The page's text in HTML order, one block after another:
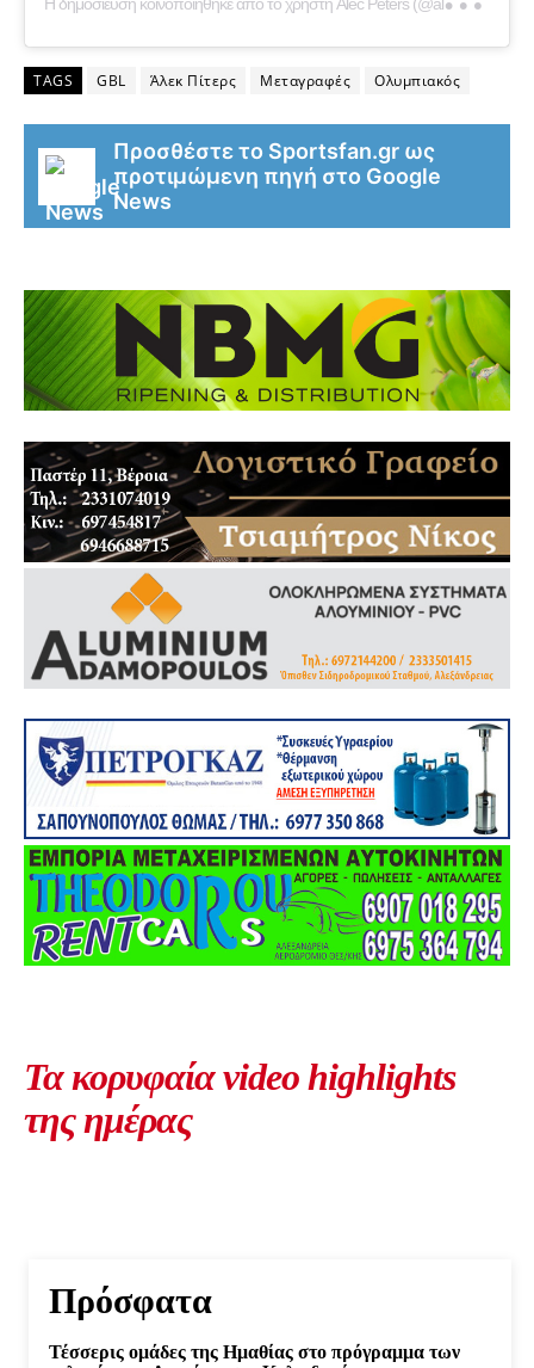
TAGS GBL Άλεκ Πίτερς Μεταγραφές Ολυμπιακός
Προσθέστε το Sportsfan.gr ως
προτιμώμενη πηγή στο Google
News
Τα κορυφαία video highlights
της ημέρας
Πρόσφατα
Τέσσερις ομάδες της Ημαθίας στο πρόγραμμα των